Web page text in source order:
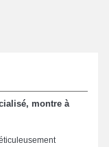
montre à